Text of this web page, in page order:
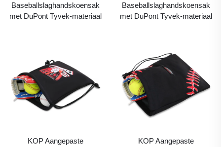
Baseballslaghandskoensak
met DuPont Tyvek-materiaal
Baseballslaghandskoensak
met DuPont Tyvek-materiaal
KOP Aangepaste
KOP Aangepaste